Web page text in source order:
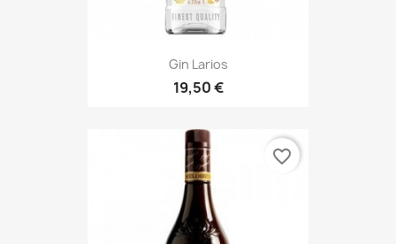
Gin Larios
19,50 €
favorite_border